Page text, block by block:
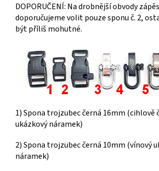
DOPORUČENÍ: Na drobnější obvody
doporučujeme volit pouze sponu č. 2,
být příliš mohutné.
1) Spona trojzubec černá 16mm (cihlově
ukázkový náramek)
2) Spona trojzubec černá 10mm (vínový
náramek)